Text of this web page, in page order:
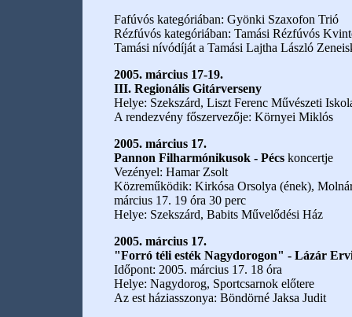
Fafúvós kategóriában: Gyönki Szaxofon Trió
Rézfúvós kategóriában: Tamási Rézfúvós
Tamási nívódíját a Tamási Lajtha László
2005. március 17-19.
III. Regionális Gitárverseny
Helye: Szekszárd, Liszt Ferenc Művészeti
A rendezvény főszervezője: Környei Miklós
2005. március 17.
Pannon Filharmónikusok - Pécskoncertje
Vezényel: Hamar Zsolt
Közreműködik: Kirkósa Orsolya (ének),
március 17. 19 óra 30 perc
Helye: Szekszárd, Babits Művelődési Ház
2005. március 17.
"Forró téli esték Nagydorogon" - Lázár
Időpont: 2005. március 17. 18 óra
Helye: Nagydorog, Sportcsarnok előtere
Az est háziasszonya: Böndörné Jaksa Judit